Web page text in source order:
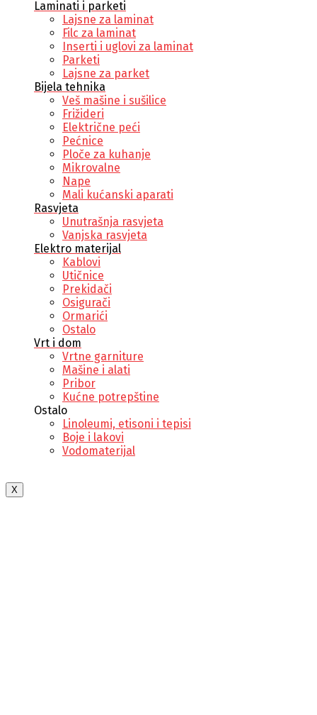
Laminati i parketi
Lajsne za laminat
Filc za laminat
Inserti i uglovi za laminat
Parketi
Lajsne za parket
Bijela tehnika
Veš mašine i sušilice
Frižideri
Električne peći
Pećnice
Ploče za kuhanje
Mikrovalne
Nape
Mali kućanski aparati
Rasvjeta
Unutrašnja rasvjeta
Vanjska rasvjeta
Elektro materijal
Kablovi
Utičnice
Prekidači
Osigurači
Ormarići
Ostalo
Vrt i dom
Vrtne garniture
Mašine i alati
Pribor
Kućne potrepštine
Ostalo
Linoleumi, etisoni i tepisi
Boje i lakovi
Vodomaterijal
X